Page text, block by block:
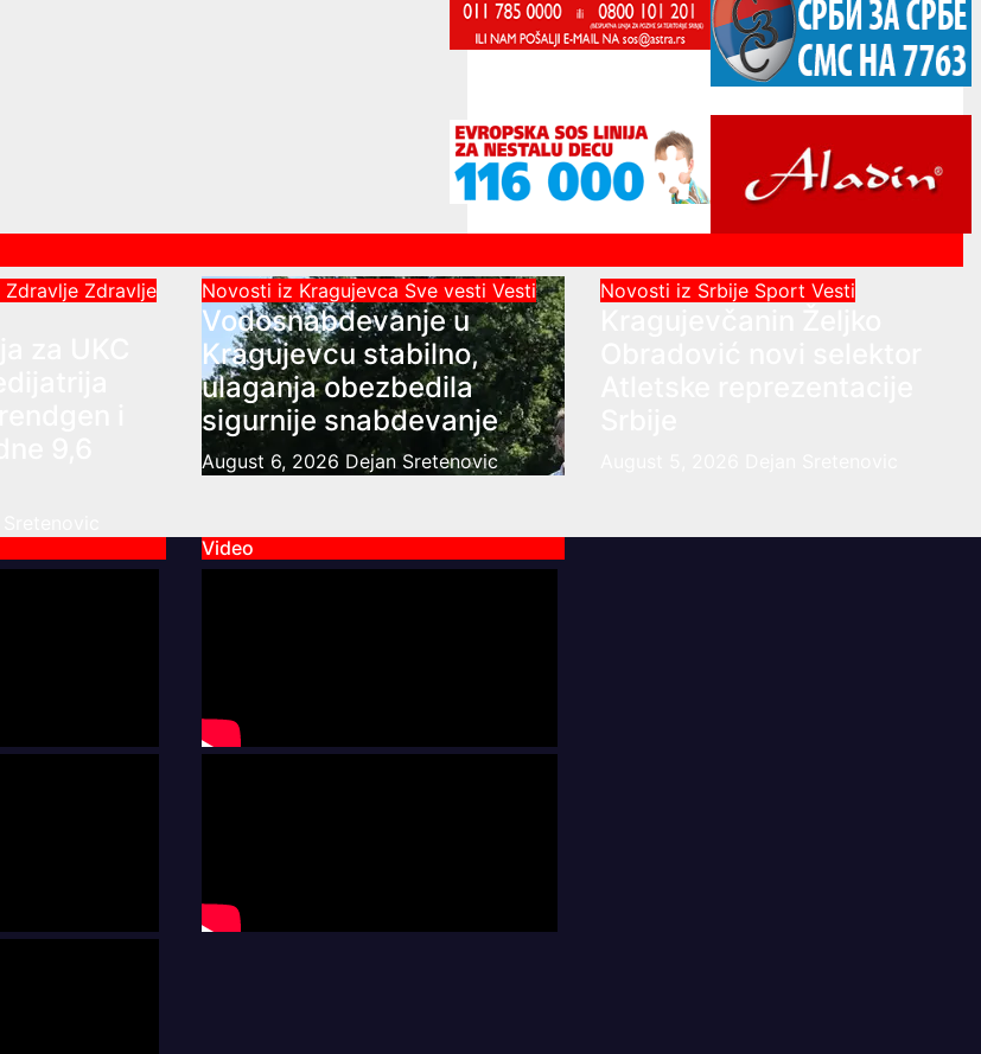
Zdravlje Zdravlje
Novosti iz Kragujevca Sve vesti Vesti
Vodosnabdevanje u
Kragujevcu stabilno,
ulaganja obezbedila
sigurnije snabdevanje
August 6, 2026 Dejan Sretenovic
Novosti iz Srbije Sport Vesti
Video